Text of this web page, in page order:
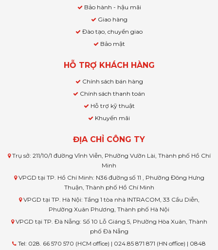
Bảo hành - hậu mãi
Giao hàng
Đào tạo, chuyển giao
Bảo mật
HỖ TRỢ KHÁCH HÀNG
Chính sách bán hàng
Chính sách thanh toán
Hỗ trợ kỹ thuật
Khuyến mãi
ĐỊA CHỈ CÔNG TY
Trụ sở: 211/10/1 đường Vĩnh Viễn, Phường Vườn Lài, Thành phố Hồ Chí
Minh
VPGD tại TP. Hồ Chí Minh: N36 đường số 11 , Phường Đông Hưng
Thuận, Thành phố Hồ Chí Minh
VPGD tại TP. Hà Nội: Tầng 1 tòa nhà INTRACOM, 33 Cầu Diễn,
Phường Xuân Phương, Thành phố Hà Nội
VPGD tại TP. Đà Nẵng: Số 10 Lỗ Giáng 5, Phường Hòa Xuân, Thành
phố Đà Nẵng
Tel: 028. 66 570 570 (HCM office) | 024.85 871 871 (HN office) | 0848